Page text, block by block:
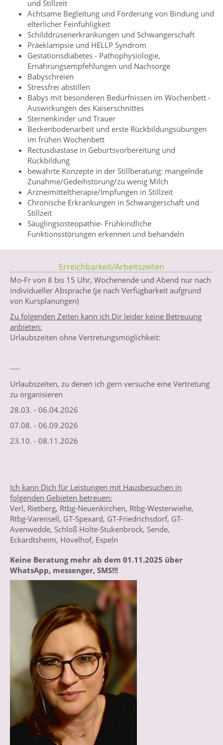
und Stillzeit
Achtsame Begleitung und Förderung von Bindung und
elterlicher Feinfühligkeit
Schilddrüsenerkrankungen und Schwangerschaft
Präeklampsie und HELLP Syndrom
Gestationsdiabetes - Pathophysiologie,
Ernährungsempfehlungen und Nachsorge
Babyschreien
Stressfrei abstillen
Babys mit besonderen Bedürfnissen im Wochenbett -
Auswirkungen des Kaiserschnittes
Sternenkinder und Trauer
Beckenbodenarbeit und erste Rückbildungsübungen
im frühen Wochenbett
Rectusdiastase in Geburtsvorbereitung und
Rückbildung
bewährte Konzepte in der Stillberatung: mangelnde
Zunahme/Gedeihstörung/zu wenig Milch
Arzneimitteltherapie/Impfungen in Stillzeit
Chronische Erkrankungen in Schwangerschaft und
Stillzeit
Säuglingsosteopathie- Frühkindliche
Funktionsstörungen erkennen und behandeln
Erreichbarkeit/Arbeitszeiten
Mo-Fr von 8 bis 15 Uhr, Wochenende und Abend nur nach
individueller Absprache (je nach Verfügbarkeit aufgrund
von Kursplanungen)
Zu folgenden Zeiten kann ich Dir leider keine Betreuung
anbieten:
Urlaubszeiten ohne Vertretungsmöglichkeit:
----
Urlaubszeiten, zu denen ich gern versuche eine Vertretung
zu organisieren
28.03. - 06.04.2026
07.08. - 06.09.2026
23.10. - 08.11.2026
Ich kann Dich für Leistungen mit Hausbesuchen in
folgenden Gebieten betreuen:
Verl, Rietberg, Rtbg-Neuenkirchen, Rtbg-Westerwiehe,
Rtbg-Varensell, GT-Spexard, GT-Friedrichsdorf, GT-
Avenwedde, Schloß Holte-Stukenbrock, Sende,
Eckardtsheim, Hövelhof, Espeln
Keine Beratung mehr ab dem 01.11.2025 über
WhatsApp, messenger, SMS!!!